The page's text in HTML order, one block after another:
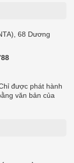
68 Dương
được phát hành
văn bản của